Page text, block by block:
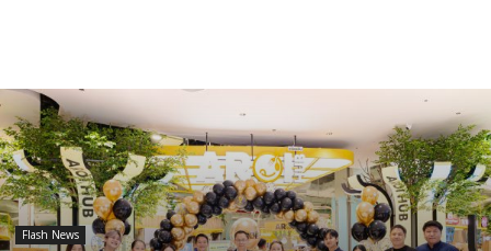
Flash News